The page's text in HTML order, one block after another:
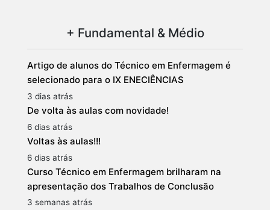
+ Fundamental & Médio
Artigo de alunos do Técnico em Enfermagem é
selecionado para o IX ENECIÊNCIAS
3 dias atrás
De volta às aulas com novidade!
6 dias atrás
Voltas às aulas!!!
6 dias atrás
Curso Técnico em Enfermagem brilharam na
apresentação dos Trabalhos de Conclusão
3 semanas atrás